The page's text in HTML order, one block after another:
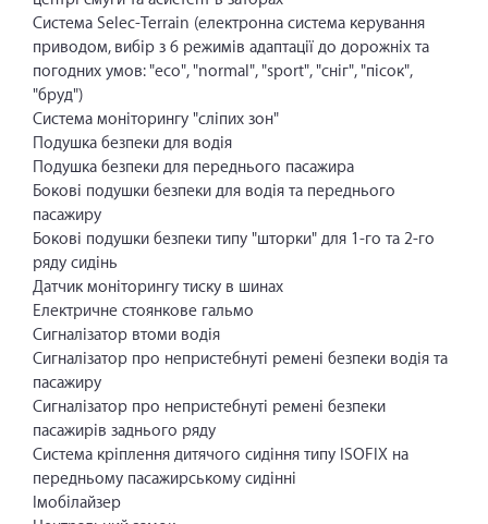
Система Selec-Terrain (електронна система керування
приводом, вибір з 6 режимів адаптації до дорожніх та
погодних умов: "eco", "normal", "sport", "сніг", "пісок",
"бруд")
Система моніторингу "сліпих зон"
Подушка безпеки для водія
Подушка безпеки для переднього пасажира
Бокові подушки безпеки для водія та переднього
пасажиру
Бокові подушки безпеки типу "шторки" для 1-го та 2-го
ряду сидінь
Датчик моніторингу тиску в шинах
Електричне стоянкове гальмо
Сигналізатор втоми водія
Сигналізатор про непристебнуті ремені безпеки водія та
пасажиру
Сигналізатор про непристебнуті ремені безпеки
пасажирів заднього ряду
Система кріплення дитячого сидіння типу ISOFIX на
передньому пасажирському сидінні
Імобілайзер